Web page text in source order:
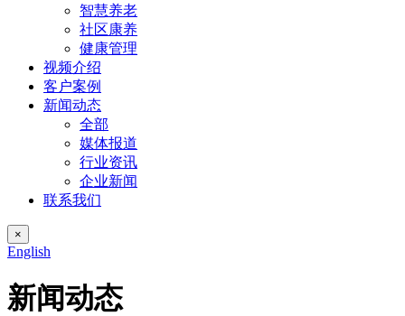
智慧养老
社区康养
健康管理
视频介绍
客户案例
新闻动态
全部
媒体报道
行业资讯
企业新闻
联系我们
×
English
新闻动态